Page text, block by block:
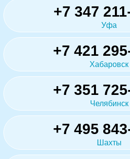
+7 347
Уфа
+7 421
Хабаровск
+7 351
Челябинск
+7 495
Шахты